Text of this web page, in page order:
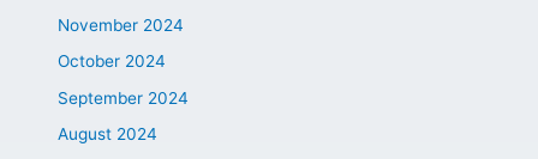
November 2024
October 2024
September 2024
August 2024